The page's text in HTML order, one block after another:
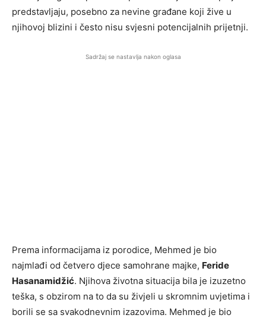
predstavljaju, posebno za nevine građane koji žive u
njihovoj blizini i često nisu svjesni potencijalnih prijetnji.
Sadržaj se nastavlja nakon oglasa
Prema informacijama iz porodice, Mehmed je bio
najmlađi od četvero djece samohrane majke, Feride
Hasanamidžić. Njihova životna situacija bila je izuzetno
teška, s obzirom na to da su živjeli u skromnim uvjetima i
borili se sa svakodnevnim izazovima. Mehmed je bio